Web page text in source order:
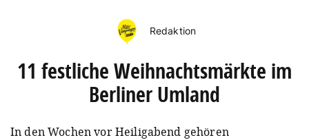
Redaktion
11 festliche Weihnachtsmärkte im
Berliner Umland
In den Wochen vor Heiligabend gehören